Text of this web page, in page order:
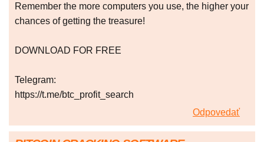
Remember the more computers you use, the higher your
chances of getting the treasure!
DOWNLOAD FOR FREE
Telegram:
https://t.me/btc_profit_search
Odpovedať